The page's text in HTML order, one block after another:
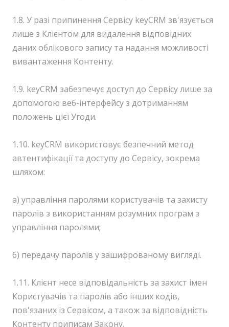
1.8. У разі припинення Сервісу keyCRM зв'язується
лише з Клієнтом для видалення відповідних
даних облікового запису та надання можливості
вивантаження Контенту.
1.9. keyCRM забезпечує доступ до Сервісу лише за
допомогою веб-інтерфейсу з дотриманням
положень цієї Угоди.
1.10. keyCRM використовує безпечний метод
автентифікації та доступу до Сервісу, зокрема
шляхом:
а) управління паролями користувачів та захисту
паролів з використанням розумних програм з
управління паролями;
б) передачу паролів у зашифрованому вигляді.
1.11. Клієнт несе відповідальність за захист імен
Користувачів та паролів або інших кодів,
пов'язаних із Сервісом, а також за відповідність
Контенту приписам Закону.